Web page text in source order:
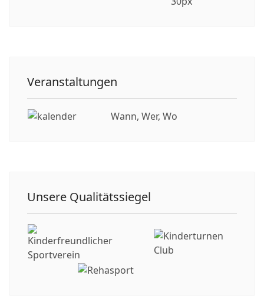
Veranstaltungen
Wann, Wer, Wo
Unsere Qualitätssiegel